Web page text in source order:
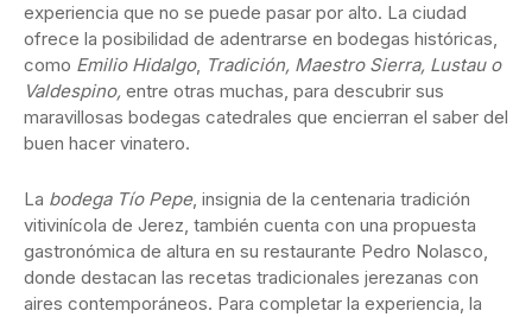
experiencia que no se puede pasar por alto. La ciudad
ofrece la posibilidad de adentrarse en bodegas históricas,
como Emilio Hidalgo, Tradición, Maestro Sierra, Lustau o
Valdespino, entre otras muchas, para descubrir sus
maravillosas bodegas catedrales que encierran el saber del
buen hacer vinatero.
La bodega Tío Pepe, insignia de la centenaria tradición
vitivinícola de Jerez, también cuenta con una propuesta
gastronómica de altura en su restaurante Pedro Nolasco,
donde destacan las recetas tradicionales jerezanas con
aires contemporáneos. Para completar la experiencia, la